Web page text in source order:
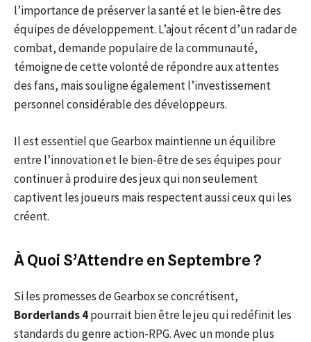
l’importance de préserver la santé et le bien-être des
équipes de développement. L’ajout récent d’un radar de
combat, demande populaire de la communauté,
témoigne de cette volonté de répondre aux attentes
des fans, mais souligne également l’investissement
personnel considérable des développeurs.
Il est essentiel que Gearbox maintienne un équilibre
entre l’innovation et le bien-être de ses équipes pour
continuer à produire des jeux qui non seulement
captivent les joueurs mais respectent aussi ceux qui les
créent.
À Quoi S’Attendre en Septembre ?
Si les promesses de Gearbox se concrétisent,
Borderlands 4pourrait bien être le jeu qui redéfinit les
standards du genre action-RPG. Avec un monde plus